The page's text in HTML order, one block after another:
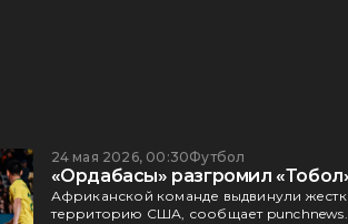
24 мая 2026, 00:30Футбол
«Ордабасы» разгромил
Африканской команде выдвинули
территорию США, сообщает